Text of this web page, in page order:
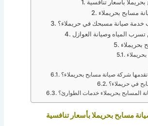
بأسعار تنافسية
مسابح بحريملاء
خدمة صيانة مسبحك في حريملاء؟
المياه وصيانة العوازل
بحريملاء
شركة صيانة مسابح بحريملاء؟
في حريملاء؟
المسابح بحريملاء خدمات الطوارئ؟
مسابح بحريملا بأسعار تنافسية